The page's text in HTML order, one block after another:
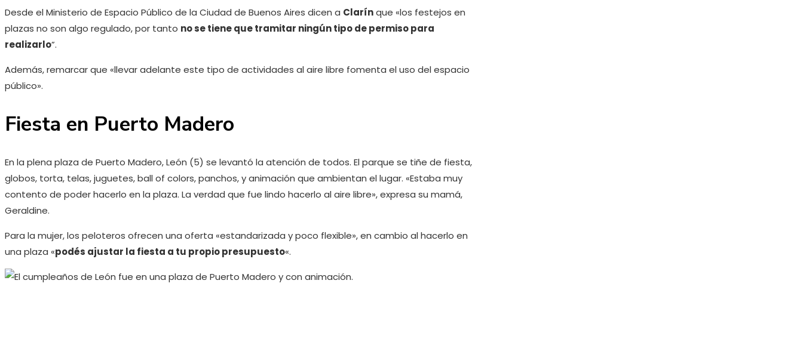
Desde el Ministerio de Espacio Público de la Ciudad de Buenos Aires dicen a Clarínque «los festejos en
plazas no son algo regulado, por tanto no se tiene que tramitar ningún tipo de permiso para
realizarlo”.
Además, remarcar que «llevar adelante este tipo de actividades al aire libre fomenta el uso del espacio
público».
Fiesta en Puerto Madero
En la plena plaza de Puerto Madero, León (5) se levantó la atención de todos. El parque se tiñe de fiesta,
globos, torta, telas, juguetes, ball of colors, panchos, y animación que ambientan el lugar. «Estaba muy
contento de poder hacerlo en la plaza. La verdad que fue lindo hacerlo al aire libre», expresa su mamá,
Geraldine.
Para la mujer, los peloteros ofrecen una oferta «estandarizada y poco flexible», en cambio al hacerlo en
una plaza «podés ajustar la fiesta a tu propio presupuesto«.